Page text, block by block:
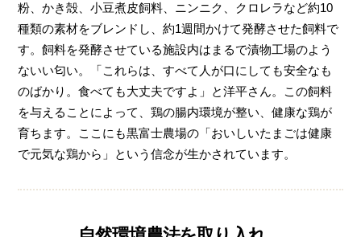
粉、かき殻、小豆煮皮飼料、ニンニク、クロレラなど約10
種類の素材をブレンドし、約1週間かけて発酵させた飼料で
す。飼料を発酵させている施設内はまるで漬物工場のよう
ないい匂い。「これらは、すべて人が口にしても安全なも
のばかり。食べても大丈夫ですよ」と洋平さん。この飼料
を与えることによって、鶏の腸内環境が整い、健康な鶏が
育ちます。ここにも黒富士農場の「おいしいたまごは健康
で元気な鶏から」という信念が生かされています。